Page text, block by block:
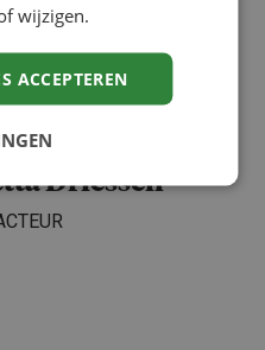
onderbouwde
altijd wel een
Driessen
wijzigen.
ACCEPTEREN